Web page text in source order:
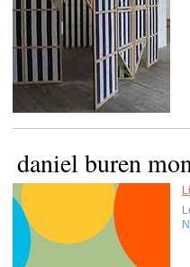
daniel buren